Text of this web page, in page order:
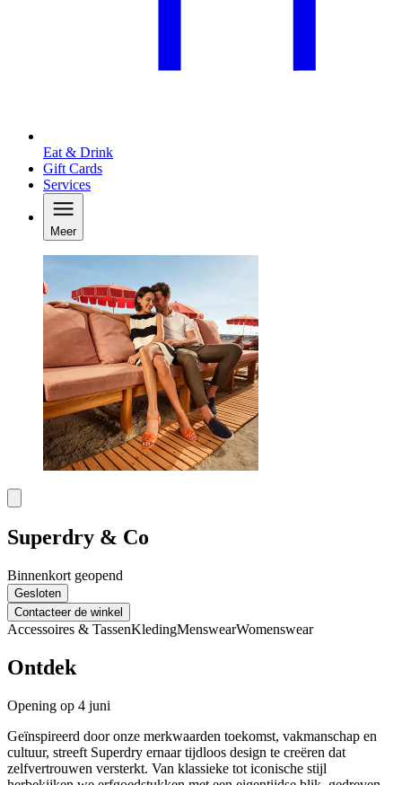
Eat & Drink
Gift Cards
Services
Meer
Superdry & Co
Binnenkort geopend
Gesloten
Contacteer de winkel
Accessoires & TassenKledingMenswearWomenswear
Ontdek
Opening op 4 juni
Geïnspireerd door onze merkwaarden toekomst, vakmanschap en
cultuur, streeft Superdry ernaar tijdloos design te creëren dat
zelfvertrouwen versterkt. Van klassieke tot iconische stijl